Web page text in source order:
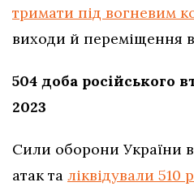
тримати під вогневим
виходи й переміщення
504 доба російського
2023
Сили оборони України
атак та ліквідували 510